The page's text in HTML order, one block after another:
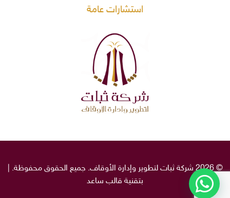
استشارات عامة
© 2026 شركة ثبات لتطوير وإدارة الأوقاف. جميع الحقوق محفوظة. |
بتقنية قالب ساعد